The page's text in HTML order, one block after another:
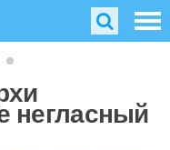
негласный